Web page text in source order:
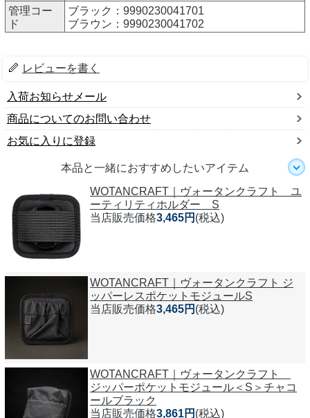
管理コー
ド
ブラック：9990230041701
ブラウン：9990230041702
レビューを書く
入荷お知らせメール
商品についてのお問い合わせ
お気に入りに登録
本品と一緒におすすめしたいアイテム
WOTANCRAFT｜ヴォータンクラフト ユ
ーティリティホルダー S
当店販売価格3,465円 (税込)
WOTANCRAFT｜ヴォータンクラフト ジ
ッパーレスポケットモジュールS
当店販売価格3,465円 (税込)
WOTANCRAFT｜ヴォータンクラフト
ジッパーポケットモジュール＜S＞チャコ
ールブラック
当店販売価格3,861円 (税込)